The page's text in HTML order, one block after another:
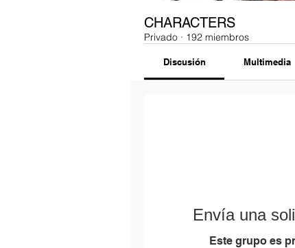
CHARACTERS
Privado · 192 miembros
Discusión Multimedia
Envía una
Este grupo es